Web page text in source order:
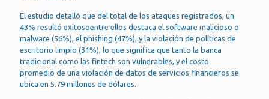
El estudio detalló que del total de los ataques registrados, un
43% resultó exitosoentre ellos destaca el software malicioso o
malware (56%), el phishing (47%), y la violación de políticas de
escritorio limpio (31%), lo que significa que tanto la banca
tradicional como las fintech son vulnerables, y el costo
promedio de una violación de datos de servicios financieros se
ubica en 5.79 millones de dólares.